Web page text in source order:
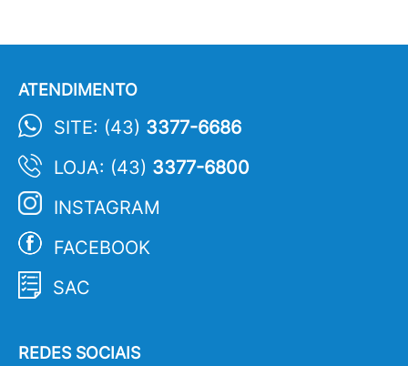
ATENDIMENTO
SITE: (43) 3377-6686
LOJA: (43) 3377-6800
INSTAGRAM
FACEBOOK
SAC
REDES SOCIAIS